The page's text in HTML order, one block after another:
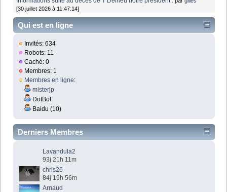
[30 juillet 2026 à 11:47:14]
Qui est en ligne
Invités: 634
Robots: 11
Caché: 0
Membres: 1
Membres en ligne:
misterjp
DotBot
Baidu (10)
Derniers Membres
Lavandula2
93j 21h 11m
chris26
84j 19h 56m
Arnaud